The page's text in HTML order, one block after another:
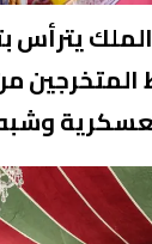
المتخرجين